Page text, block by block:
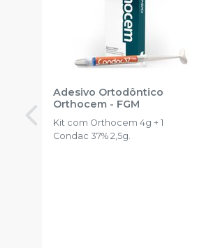
Adesivo Ortodôntico
Orthocem - FGM
Kit com Orthocem 4g + 1
Condac 37% 2,5g.